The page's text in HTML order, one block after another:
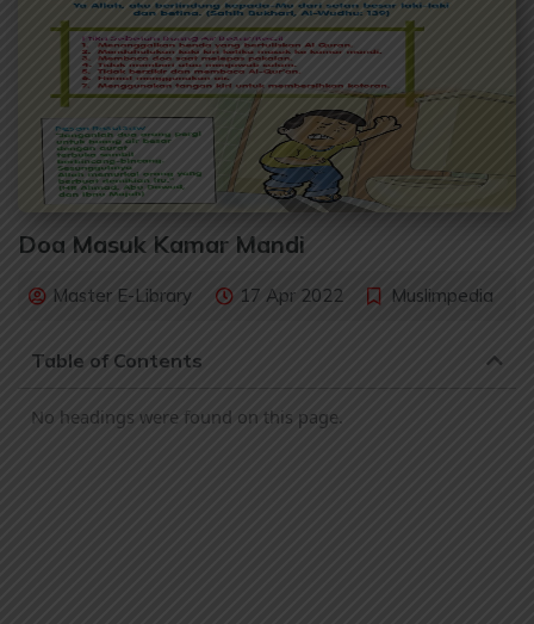
Doa Masuk Kamar Mandi
Master E-Library 17 Apr 2022 Muslimpedia
Table of Contents
No headings were found on this page.